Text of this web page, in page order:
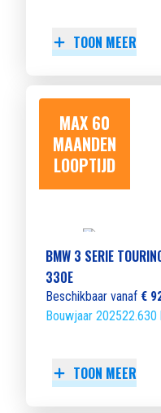
TOON MEER
MAX 60
MAANDEN
LOOPTIJD
BMW 3 SERIE
330E
Beschikbaar vanaf €
Bouwjaar 202522.630
TOON MEER